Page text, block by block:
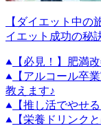
【ダイエット中
イエット成功の秘
【必見！】肥満
【アルコール卒
教えます♪
【推し活でやせ
【栄養ドリンク